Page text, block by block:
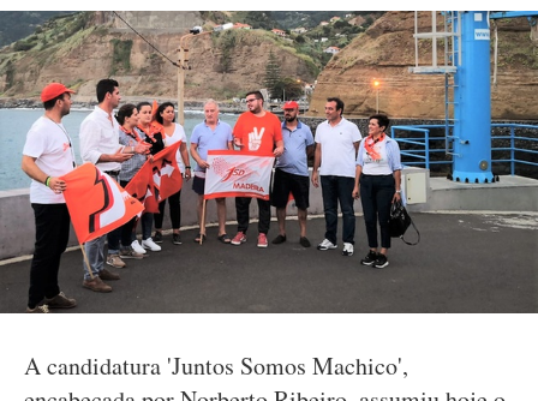
A candidatura 'Juntos Somos Machico',